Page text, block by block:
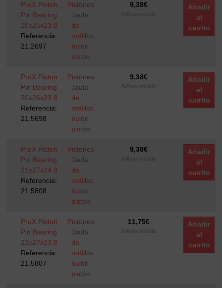
ProX Piston
Pin Bearing
20x25x23.8
Referencia:
21.2697
Pistones
Jaula
de
rodillos
bulón
pistón
9,38€
IVA no incluido
Añadir
al
carrito
ProX Piston
Pin Bearing
20x26x23.8
Referencia:
21.5698
Pistones
Jaula
de
rodillos
bulón
pistón
9,38€
IVA no incluido
Añadir
al
carrito
ProX Piston
Pin Bearing
21x27x24.8
Referencia:
21.5808
Pistones
Jaula
de
rodillos
bulón
pistón
9,38€
IVA no incluido
Añadir
al
carrito
ProX Piston
Pin Bearing
22x27x23.8
Referencia:
21.5807
Pistones
Jaula
de
rodillos
bulón
pistón
11,75€
IVA no incluido
Añadir
al
carrito